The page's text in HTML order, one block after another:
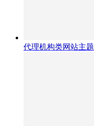
代理机构类网站主题